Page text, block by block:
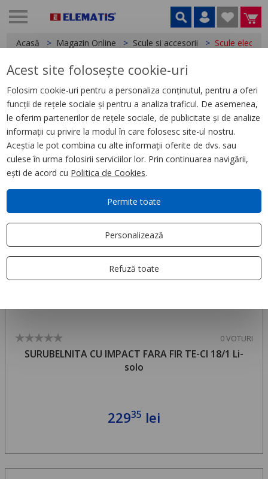
Acasă Magazin Online Scule si accesorii Scule
Scule electrice,16 produse
Filtrează
Aplică filtru
Ordonează după
Cele mai relevante
0 VOTURI
SURUBELNITA CU IMPACT FARA FIR TE-CI 18/1 Li-
solo
22935 lei
Acest site folosește cookie-uri
Folosim cookie-uri pentru a personaliza conținutul, pentru a oferi
funcții de rețele sociale și pentru a analiza traficul. De asemenea,
le oferim partenerilor de rețele sociale, de publicitate și de analize
informații cu privire la modul în care folosesc site-ul nostru.
Aceștia le pot combina cu alte informații oferite de dvs. sau
culese în urma folosirii serviciilor lor. Prin continuarea navigării,
ești de acord cu Politica de Cookies.
Permite toate
Personalizează
Refuză toate